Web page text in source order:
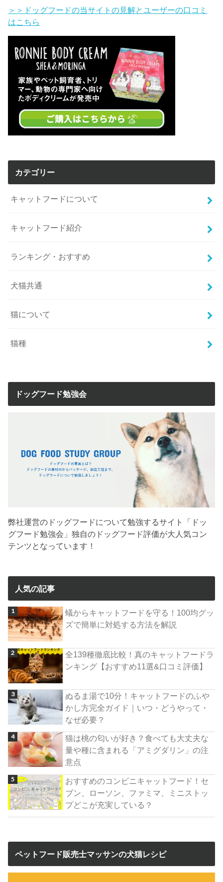
＞＞ドッグフードの当サイトの見解とユーザーの口コミ
はこちら
カテゴリー
キャットフードについて
キャットフード紹介
ランキング・おすすめ
犬猫共通
猫について
猫種
ドッグフード勉強会
弊社運営のドッグフードについて勉強するサイト「ドッ
グフード勉強会」独自のドッグフード評価が大人気コン
テンツとなっています！
人気の記事
蟻からキャットフードを守る！100均グッ
ズで簡単に対処する方法を解説
全139種徹底比較！真のキャットフードラ
ンキング【おすすめ11選&口コミ評価】
ぬるま湯で10分！キャットフードのふや
かし方完全ガイド｜いつ・どうやって・
なぜ必要？
猫は桃の匂いが好き？食べても大丈夫な
量や種に含まれる「アミグダリン」の注
意点
おすすめのコンビニキャットフード！セ
ブン、ローソン、ファミマ、ミニストッ
プどこが充実している？
ペットフード販売士マッサンの犬猫レシピ